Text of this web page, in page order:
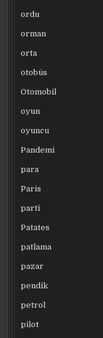
ordu
orman
orta
otobüs
Otomobil
oyun
oyuncu
Pandemi
para
Paris
parti
Patates
patlama
pazar
pendik
petrol
pilot